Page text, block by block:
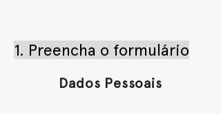
1. Preencha o formulário
Dados Pessoais